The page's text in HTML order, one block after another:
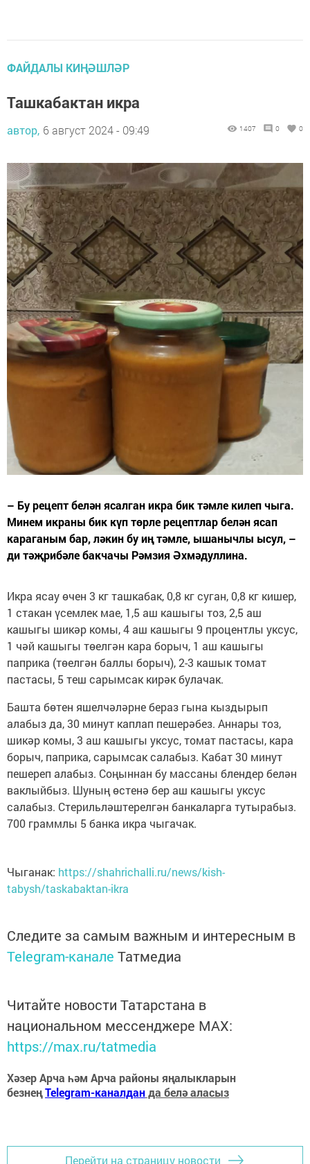
ФАЙДАЛЫ КИҢӘШЛӘР
Ташкабактан икра
автор, 6 август 2024 - 09:49 1407 0 0
– Бу рецепт белән ясалган икра бик тәмле килеп чыга.
Минем икраны бик күп төрле рецептлар белән ясап
караганым бар, ләкин бу иң тәмле, ышанычлы ысул, –
ди тәҗрибәле бакчачы Рәмзия Әхмәдуллина.
Икра ясау өчен 3 кг ташкабак, 0,8 кг суган, 0,8 кг кишер,
1 стакан үсемлек мае, 1,5 аш кашыгы тоз, 2,5 аш
кашыгы шикәр комы, 4 аш кашыгы 9 процентлы уксус,
1 чәй кашыгы төелгән кара борыч, 1 аш кашыгы
паприка (төелгән баллы борыч), 2-3 кашык томат
пастасы, 5 теш сарымсак кирәк булачак.
Башта бөтен яшелчәләрне бераз гына кыздырып
алабыз да, 30 минут каплап пешерәбез. Аннары тоз,
шикәр комы, 3 аш кашыгы уксус, томат пастасы, кара
борыч, паприка, сарымсак салабыз. Кабат 30 минут
пешереп алабыз. Соңыннан бу массаны блендер белән
ваклыйбыз. Шуның өстенә бер аш кашыгы уксус
салабыз. Стерильләштерелгән банкаларга тутырабыз.
700 граммлы 5 банка икра чыгачак.
Чыганак: https://shahrichalli.ru/news/kish-
tabysh/taskabaktan-ikra
Следите за самым важным и интересным в
Telegram-канале Татмедиа
Читайте новости Татарстана в
национальном мессенджере MАХ:
https://max.ru/tatmedia
Хәзер Арча һәм Арча районы яңалыкларын
безнеңTelegram-каналданда белә аласыз
Перейти на страницу новости